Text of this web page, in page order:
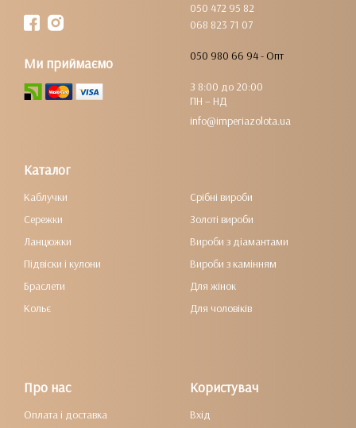
050 472 95 82
068 823 71 07
050 980 66 94 - Опт
З 8:00 до 20:00
ПН – НД
info@imperiazolota.ua
Ми приймаємо
Каталог
Каблучки
Сережки
Ланцюжки
Підвіски і кулони
Браслети
Кольє
Срібні вироби
Золоті вироби
Вироби з діамантами
Вироби з камінням
Для жінок
Для чоловіків
Про нас
Оплата і доставка
Користувач
Вхід